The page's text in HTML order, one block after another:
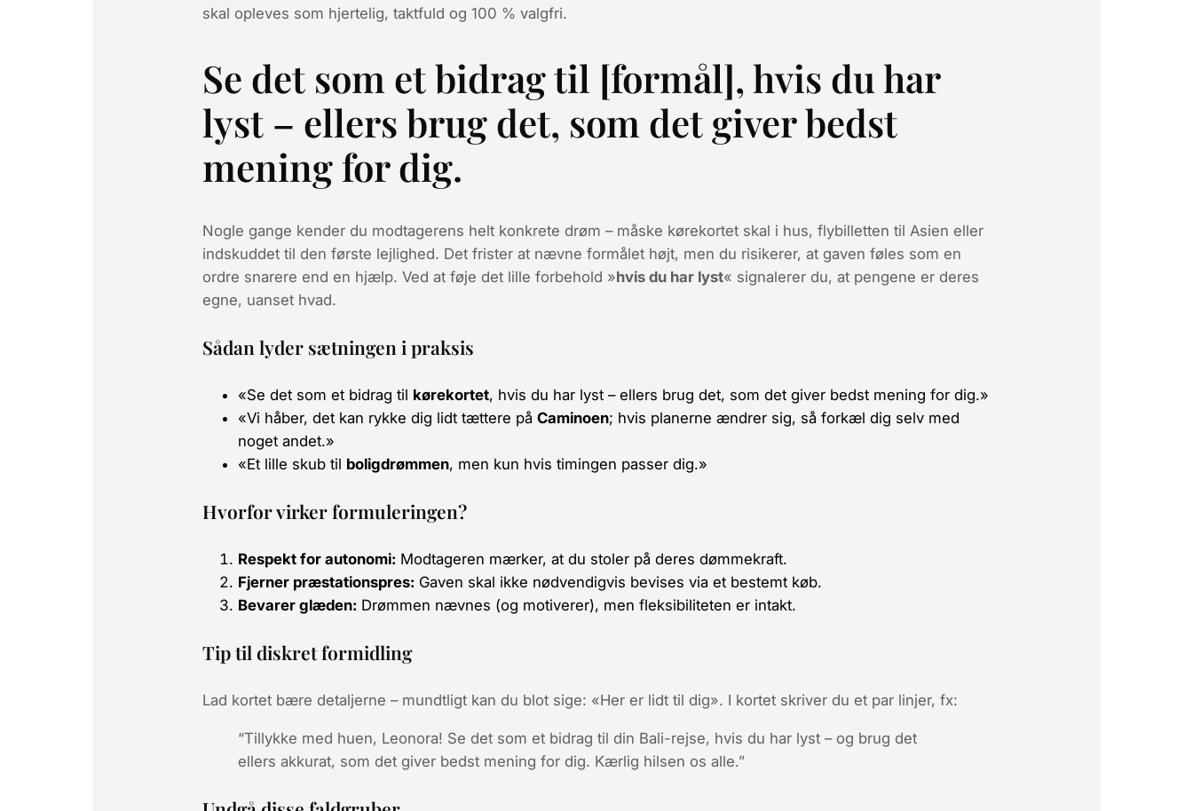
skal opleves som hjertelig, taktfuld og 100 % valgfri.
Se det som et bidrag til [formål], hvis du har
lyst – ellers brug det, som det giver bedst
mening for dig.
Nogle gange kender du modtagerens helt konkrete drøm – måske kørekortet skal i hus, flybilletten til Asien eller
indskuddet til den første lejlighed. Det frister at nævne formålet højt, men du risikerer, at gaven føles som en
ordre snarere end en hjælp. Ved at føje det lille forbehold »hvis du har lyst« signalerer du, at pengene er deres
egne, uanset hvad.
Sådan lyder sætningen i praksis
«Se det som et bidrag til kørekortet, hvis du har lyst – ellers brug det, som det giver bedst mening for dig.»
«Vi håber, det kan rykke dig lidt tættere på Caminoen; hvis planerne ændrer sig, så forkæl dig selv med
noget andet.»
«Et lille skub til boligdrømmen, men kun hvis timingen passer dig.»
Hvorfor virker formuleringen?
Respekt for autonomi: Modtageren mærker, at du stoler på deres dømmekraft.
Fjerner præstationspres: Gaven skal ikke nødvendigvis bevises via et bestemt køb.
Bevarer glæden: Drømmen nævnes (og motiverer), men fleksibiliteten er intakt.
Tip til diskret formidling
Lad kortet bære detaljerne – mundtligt kan du blot sige: «Her er lidt til dig». I kortet skriver du et par linjer, fx:
“Tillykke med huen, Leonora! Se det som et bidrag til din Bali-rejse, hvis du har lyst – og brug det
ellers akkurat, som det giver bedst mening for dig. Kærlig hilsen os alle.”